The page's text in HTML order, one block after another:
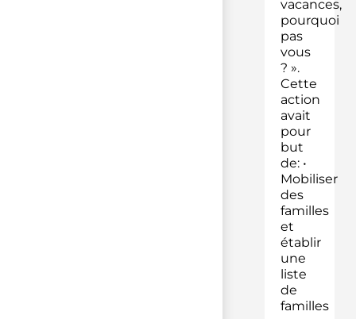
vacances,
pourquoi
pas
vous
? ».
Cette
action
avait
pour
but
de: •
Mobiliser
des
familles
et
établir
une
liste
de
familles